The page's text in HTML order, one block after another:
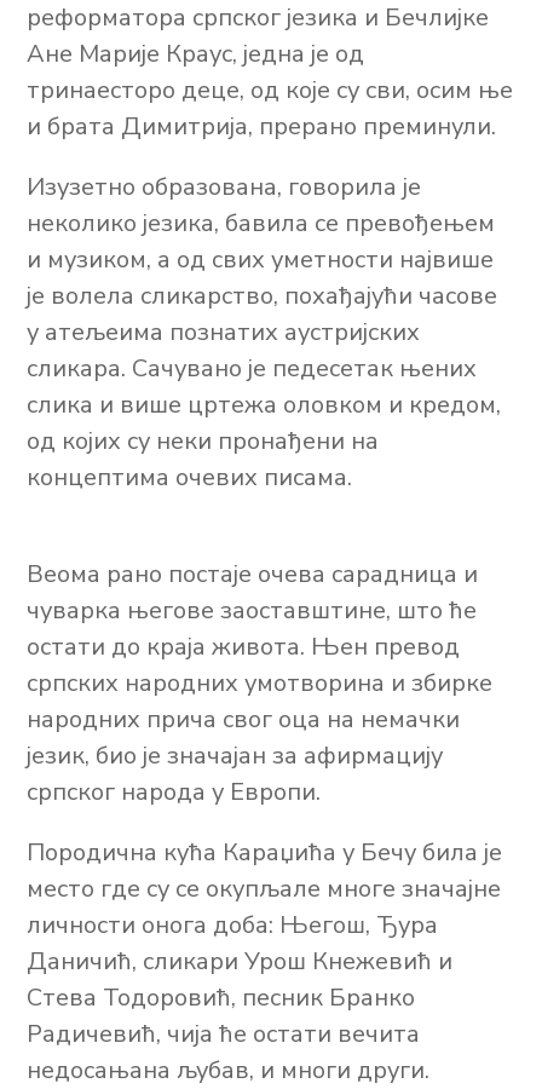
реформатора српског језика и Бечлијке
Ане Марије Краус, једна је од
тринаесторо деце, од које су сви, осим ње
и брата Димитрија, прерано преминули.
Изузетно образована, говорила је
неколико језика, бавила се превођењем
и музиком, а од свих уметности највише
је волела сликарство, похађајући часове
у атељеима познатих аустријских
сликара. Сачувано је педесетак њених
слика и више цртежа оловком и кредом,
од којих су неки пронађени на
концептима очевих писама.
Веома рано постаје очева сарадница и
чуварка његове заоставштине, што ће
остати до краја живота. Њен превод
српских народних умотворина и збирке
народних прича свог оца на немачки
језик, био је значајан за афирмацију
српског народа у Европи.
Породична кућа Караџића у Бечу била је
место где су се окупљале многе значајне
личности онога доба: Његош, Ђура
Даничић, сликари Урош Кнежевић и
Стева Тодоровић, песник Бранко
Радичевић, чија ће остати вечита
недосањана љубав, и многи други.